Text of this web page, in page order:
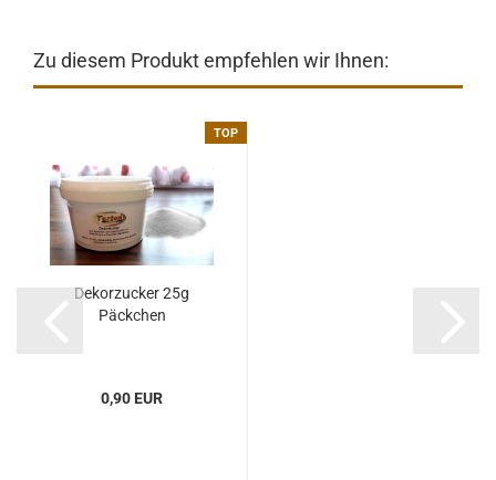
Zu diesem Produkt empfehlen wir Ihnen:
TOP
Dekorzucker 25g
Päckchen
0,90 EUR